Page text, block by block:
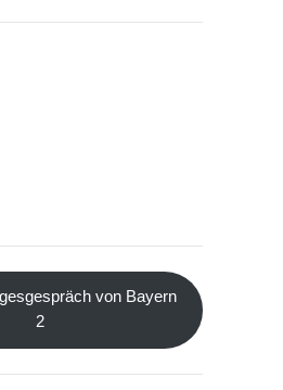
von Bayern
2